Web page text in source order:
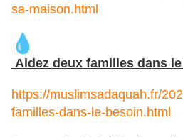
sa-maison.html
Aidez deux familles dans
https://muslimsadaquah.fr/
familles-dans-le-besoin.html